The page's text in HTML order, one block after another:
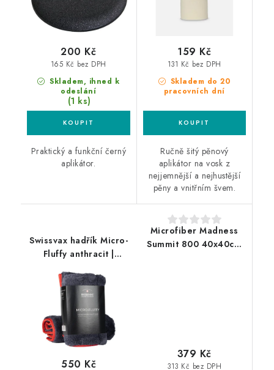
Skladem, ihned k
odeslání
(1 ks)
165 Kč bez DPH
200 Kč
Praktický a funkční černý
aplikátor.
Skladem do 20
pracovních dní
131 Kč bez DPH
159 Kč
Ručně šitý pěnový
aplikátor na vosk z
nejjemnější a nejhustější
pěny a vnitřním švem.
Swissvax hadřík Micro-
Fluffy anthracit |
550 Kč
Microfiber Madness
Summit 800 40x40cm
313 Kč bez DPH
379 Kč